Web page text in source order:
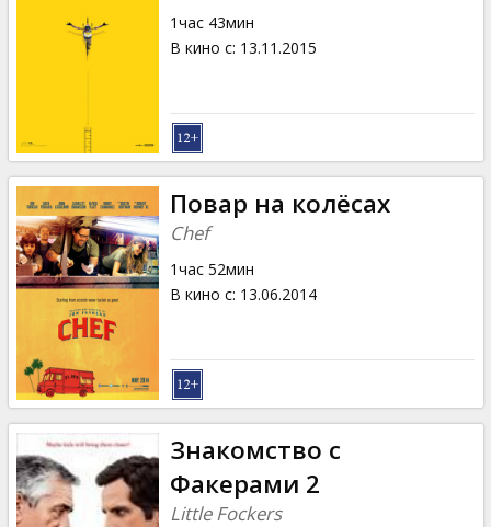
1час 43мин
В кино с: 13.11.2015
Повар на колёсах
Chef
1час 52мин
В кино с: 13.06.2014
Знакомство с
Факерами 2
Little Fockers